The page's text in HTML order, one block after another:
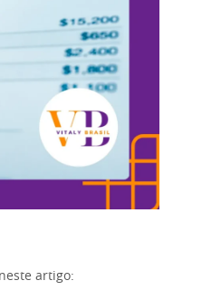
artigo: